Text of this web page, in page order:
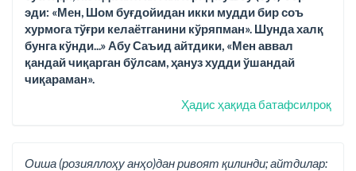
эди: «Мен, Шом буғдойидан икки мудди бир соъ
хурмога тўғри келаётганини кўряпман». Шунда халқ
бунга кўнди...» Абу Саъид айтдики, «Мен аввал
қандай чиқарган бўлсам, ҳануз худди ўшандай
чиқараман».
Ҳадис ҳақида батафсилроқ
Оиша (розияллоҳу анҳо)дан ривоят қилинди; айтдилар: